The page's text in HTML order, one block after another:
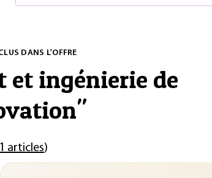
DANS L'OFFRE
et ingénierie de
"
articles)